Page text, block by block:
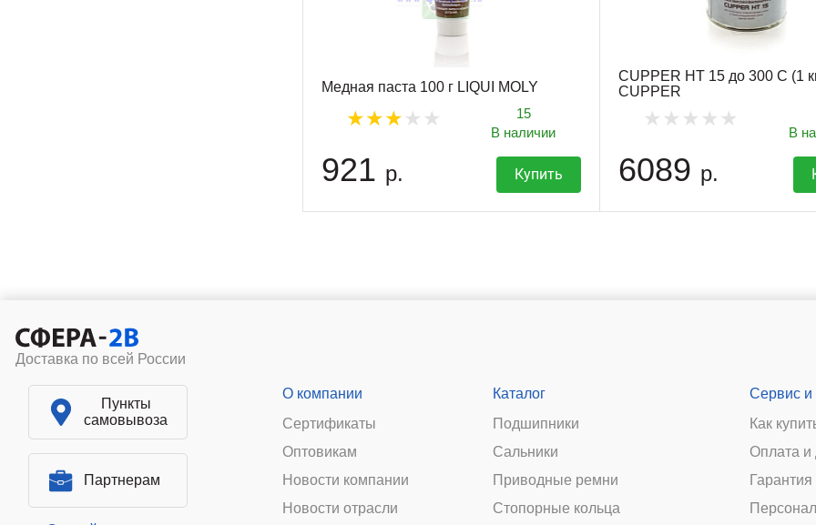
Медная паста 100 г LIQUI MOLY
15
В наличии
921 р. Купить
CUPPER HT 15 до 300 С (1
CUPPER
В
6089 р.
Доставка по всей России
Пункты
самовывоза
Партнерам
О компании
Сертификаты
Оптовикам
Новости компании
Новости отрасли
Каталог
Подшипники
Сальники
Приводные ремни
Стопорные кольца
Сервис и
Как
Оплата и